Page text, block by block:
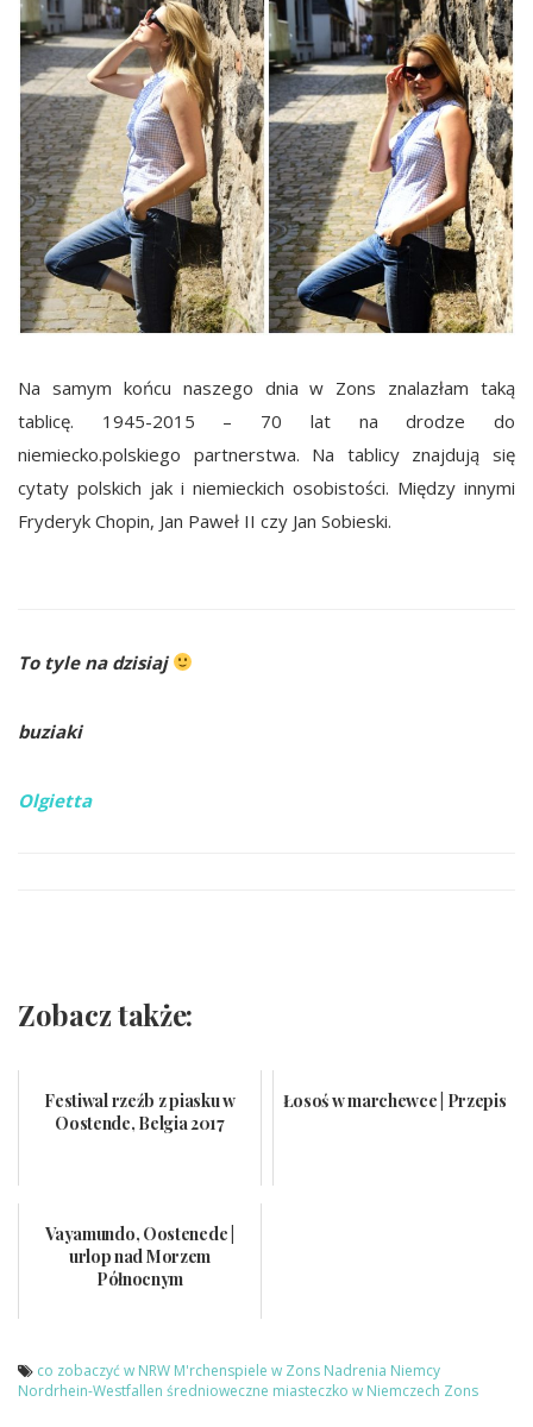
Na samym końcu naszego dnia w Zons znalazłam taką
tablicę. 1945-2015 – 70 lat na drodze do
niemiecko.polskiego partnerstwa. Na tablicy znajdują się
cytaty polskich jak i niemieckich osobistości. Między innymi
Fryderyk Chopin, Jan Paweł II czy Jan Sobieski.
To tyle na dzisiaj
buziaki
Olgietta
Zobacz także:
Festiwal rzeźb z piasku w
Oostende, Belgia 2017
Łosoś w marchewce | Przepis
Vayamundo, Oostenede |
urlop nad Morzem
Północnym
co zobaczyć w NRW M'rchenspiele w Zons Nadrenia Niemcy
Nordrhein-Westfallen średnioweczne miasteczko w Niemczech Zons